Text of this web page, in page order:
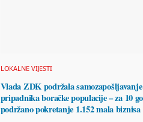
LOKALNE VIJESTI
Vlada ZDK podržala
pripadnika boračke populacije – za 10
podržano pokretanje 1.152 mala biznisa